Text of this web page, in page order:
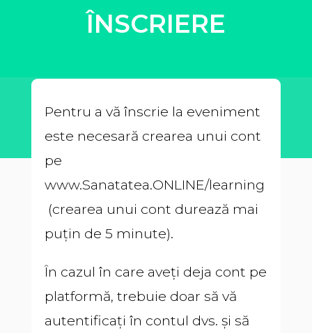
ÎNSCRIERE
Pentru a vă înscrie la eveniment
este necesară crearea unui cont
pe
www.Sanatatea.ONLINE/learning
(crearea unui cont durează mai
puțin de 5 minute).
În cazul în care aveți deja cont pe
platformă, trebuie doar să vă
autentificați în contul dvs. și să